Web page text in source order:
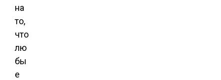
на
то,
что
лю
бы
е